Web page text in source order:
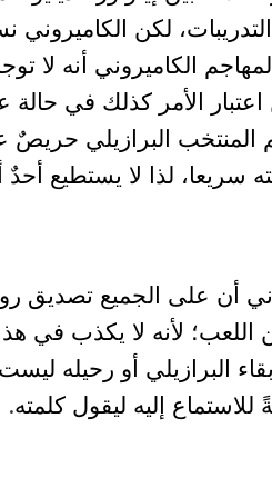
لكن
الكاميروني أنه لا
اعتبار الأمر كذلك في
البرازيلي حريصٌ
سريعا، لذا لا يستطيع
أن على الجميع تصديق
لأنه لا يكذب في
البرازيلي أو رحيله
إليه ليقول كلمته.